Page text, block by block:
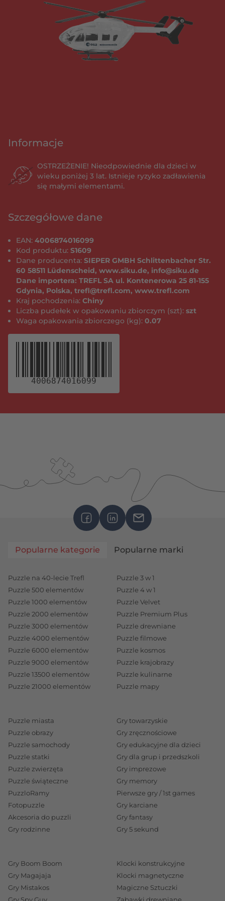
Informacje
OSTRZEŻENIE! Nieodpowiednie dla dzieci w
wieku poniżej 3 lat. Istnieje ryzyko zadławienia
się małymi elementami.
Szczegółowe dane
EAN: 4006874016099
Kod produktu: S1609
Dane producenta: SIEPER GMBH Schlittenbacher Str.
60 58511 Lüdenscheid, www.siku.de, info@siku.de
Dane importera: TREFL SA ul. Kontenerowa 25 81-155
Gdynia, Polska, trefl@trefl.com, www.trefl.com
Kraj pochodzenia: Chiny
Liczba pudełek w opakowaniu zbiorczym (szt): szt
Waga opakowania zbiorczego (kg): 0.07
4006874016099
Popularne kategorie Popularne marki
Puzzle na 40-lecie Trefl
Puzzle 500 elementów
Puzzle 1000 elementów
Puzzle 2000 elementów
Puzzle 3000 elementów
Puzzle 4000 elementów
Puzzle 6000 elementów
Puzzle 9000 elementów
Puzzle 13500 elementów
Puzzle 21000 elementów
Puzzle 3 w 1
Puzzle 4 w 1
Puzzle Velvet
Puzzle Premium Plus
Puzzle drewniane
Puzzle filmowe
Puzzle kosmos
Puzzle krajobrazy
Puzzle kulinarne
Puzzle mapy
Puzzle miasta
Puzzle obrazy
Puzzle samochody
Puzzle statki
Puzzle zwierzęta
Puzzle świąteczne
PuzzloRamy
Fotopuzzle
Akcesoria do puzzli
Gry rodzinne
Gry towarzyskie
Gry zręcznościowe
Gry edukacyjne dla dzieci
Gry dla grup i przedszkoli
Gry imprezowe
Gry memory
Pierwsze gry / 1st games
Gry karciane
Gry fantasy
Gry 5 sekund
Gry Boom Boom
Gry Magajaja
Gry Mistakos
Klocki konstrukcyjne
Klocki magnetyczne
Magiczne Sztuczki